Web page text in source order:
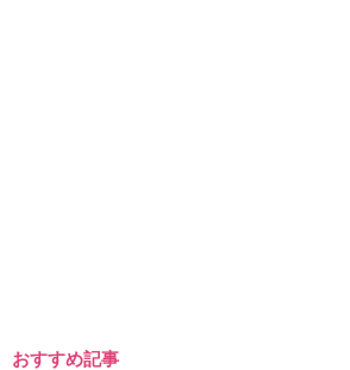
おすすめ記事